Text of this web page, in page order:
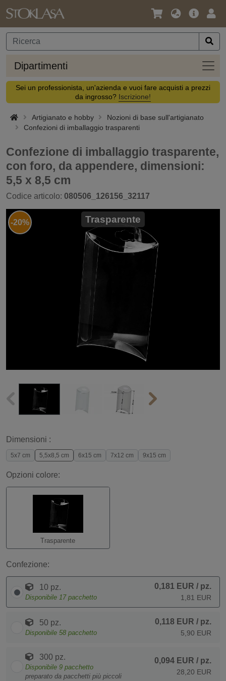
Lingua
Valuta
Offerta
Dipartimenti
Sei un professionista, un'azienda e vuoi fare acquisti a prezzi
da ingrosso? Iscrizione!
Artigianato e hobby
Nozioni di base sull'artigianato
Confezioni di imballaggio trasparenti
Confezione di imballaggio trasparente,
con foro, da appendere, dimensioni:
5,5 x 8,5 cm
Codice articolo: 080506_126156_32117
-20% Trasparente
Dimensioni :
5x7 cm 5,5x8,5 cm 6x15 cm 7x12 cm 9x15 cm
Opzioni colore:
Trasparente
Confezione:
10 pz.
Disponibile 17 pacchetto
0,181 EUR / pz.
1,81 EUR
50 pz.
Disponibile 58 pacchetto
0,118 EUR / pz.
5,90 EUR
300 pz.
Disponibile 9 pacchetto
preparato da pacchetti più piccoli
0,094 EUR / pz.
28,20 EUR